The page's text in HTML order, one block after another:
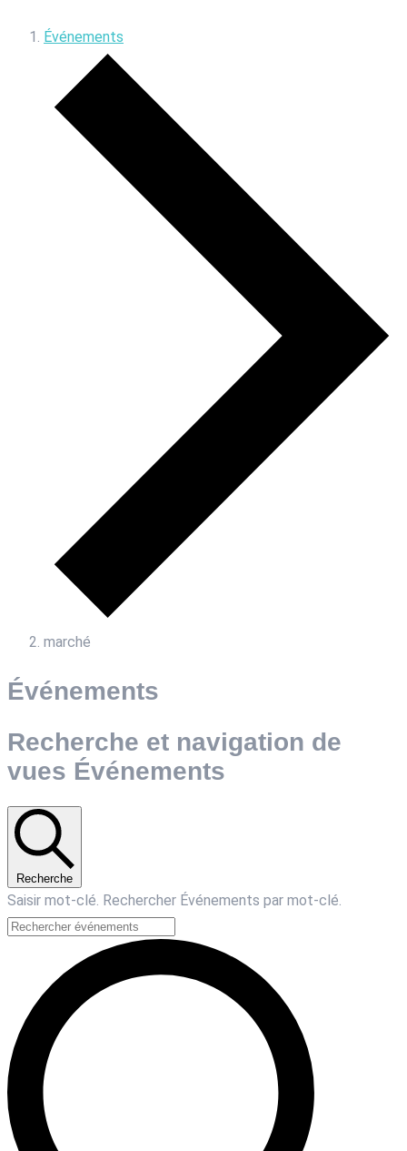
Événements
marché
Événements
Recherche et navigation de
vues Événements
Recherche
Saisir mot-clé. Rechercher Événements par mot-clé.